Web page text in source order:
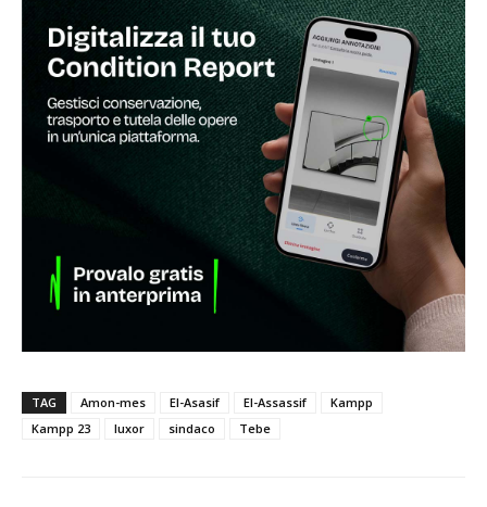
TAG Amon-mes El-Asasif El-Assassif
Kampp
Kampp 23
luxor sindaco Tebe